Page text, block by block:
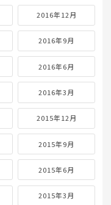
2018年3月
2017年12月
2017年9月
2017年6月
2017年3月
2016年12月
2016年9月
2016年6月